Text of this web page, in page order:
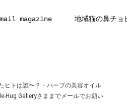
mail magazine 地域猫の鼻チョ
トは誰〜？・ハーブの美容オイル
Hug Galleryさままでメールでお願い